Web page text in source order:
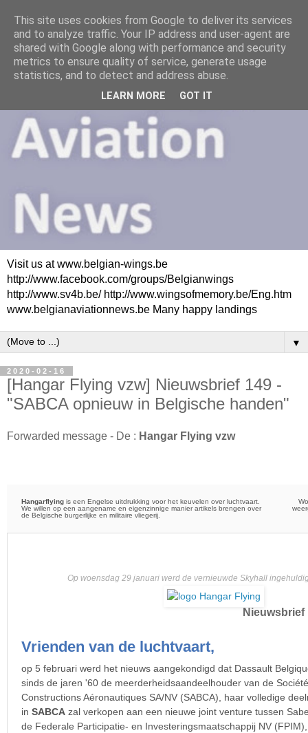
Visit us at www.belgian-wings.be
http://www.facebook.com/groups/Belgianwings
http://www.sv4b.be/ http://www.wingsofmemory.be/Eng.htm
www.belgianaviationnews.be Many happy landings
▼
2020-02-16
[Hangar Flying vzw] Nieuwsbrief 149 -
"SABCA opnieuw in Belgische handen"
Forwarded message - De : Hangar Flying vzw
Hangarflying is een Engelse uitdrukking voor het keuvelen over luchtvaart.
We willen op een aangename en eigenzinnige manier artikels brengen over
de Belgische burgerlijke en militaire vliegerij.
Op woensdag 29 januari werd de vernieuwde Skyhall
Nieuwsbrief
Vrienden van de luchtvaart,
op 5 februari werd het nieuws aangekondigd dat Dassault
sinds de jaren '60 de meerderheidsaandeelhouder van de
Constructions Aéronautiques SA/NV (SABCA), haar volledige
in SABCA zal verkopen aan een nieuwe joint venture tussen
de Federale Participatie- en Investeringsmaatschappij NV
This site uses cookies from Google to deliver its services
and to analyze traffic. Your IP address and user-agent are
shared with Google along with performance and security
metrics to ensure quality of service, generate usage
statistics, and to detect and address abuse.
LEARN MORE GOT IT